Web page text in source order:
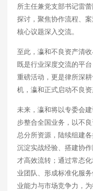
所主任兼党支部书记雷
探讨，聚焦协作流程、
核心议题深入交流。
至此，瀛和不良资产清
既是行业深度交流的平
重磅活动，更是律所深
机，瀛和正式启动不良
未来，瀛和将以专委会
步整合全国业务，以不
总分所资源，陆续组建
沉淀实战经验、搭建协
才高效流转；通过常态
业团队、形成标准化服
业能力与市场竞争力，